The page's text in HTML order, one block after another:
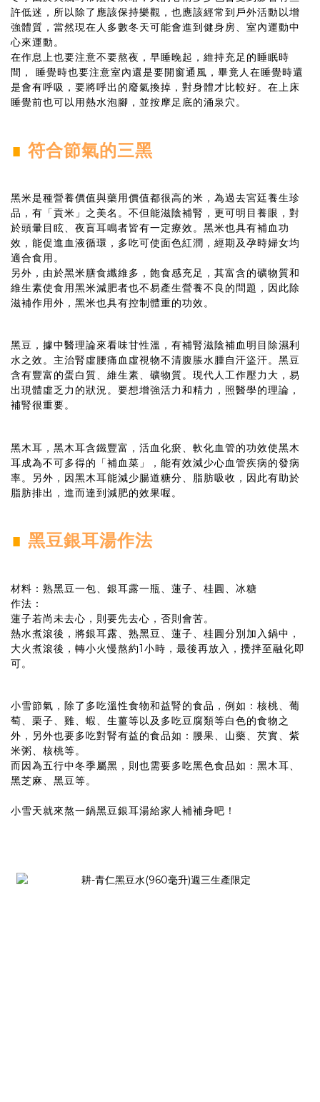
許低迷，所以除了應該保持樂觀，也應該經常到戶外活動以增
強體質，當然現在人多數冬天可能會進到健身房、室內運動中
心來運動。
在作息上也要注意不要熬夜，早睡晚起，維持充足的睡眠時
間， 睡覺時也要注意室內還是要開窗通風，畢竟人在睡覺時還
是會有呼吸，要將呼出的廢氣換掉，對身體才比較好。在上床
睡覺前也可以用熱水泡腳，並按摩足底的涌泉穴。
∎ 符合節氣的三黑
黑米是種營養價值與藥用價值都很高的米，為過去宮廷養生珍
品，有「貢米」之美名。不但能滋陰補腎，更可明目養眼，對
於頭暈目眩、夜盲耳鳴者皆有一定療效。黑米也具有補血功
效，能促進血液循環，多吃可使面色紅潤，經期及孕時婦女均
適合食用。
另外，由於黑米膳食纖維多，飽食感充足，其富含的礦物質和
維生素使食用黑米減肥者也不易產生營養不良的問題，因此除
滋補作用外，黑米也具有控制體重的功效。
黑豆，據中醫理論來看味甘性溫，有補腎滋陰補血明目除濕利
水之效。主治腎虛腰痛血虛視物不清腹脹水腫自汗盜汗。黑豆
含有豐富的蛋白質、維生素、礦物質。現代人工作壓力大，易
出現體虛乏力的狀況。要想增強活力和精力，照醫學的理論，
補腎很重要。
黑木耳，黑木耳含鐵豐富，活血化瘀、軟化血管的功效使黑木
耳成為不可多得的「補血菜」，能有效減少心血管疾病的發病
率。另外，因黑木耳能減少腸道糖分、脂肪吸收，因此有助於
脂肪排出，進而達到減肥的效果喔。
∎ 黑豆銀耳湯作法
材料：熟黑豆一包、銀耳露一瓶、蓮子、桂圓、冰糖
作法：
蓮子若尚未去心，則要先去心，否則會苦。
熱水煮滾後，將銀耳露、熟黑豆、蓮子、桂圓分別加入鍋中，
大火煮滾後，轉小火慢熬約1小時，最後再放入，攪拌至融化即
可。
小雪節氣，除了多吃溫性食物和益腎的食品，例如：核桃、葡
萄、栗子、雞、蝦、生薑等以及多吃豆腐類等白色的食物之
外，另外也要多吃對腎有益的食品如：腰果、山藥、芡實、紫
米粥、核桃等。
而因為五行中冬季屬黑，則也需要多吃黑色食品如：黑木耳、
黑芝麻、黑豆等。
小雪天就來熬一鍋黑豆銀耳湯給家人補補身吧！